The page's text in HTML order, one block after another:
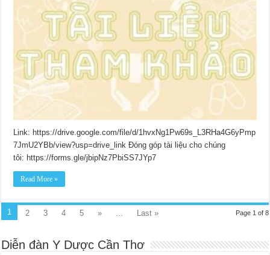
Link: https://drive.google.com/file/d/1hvxNg1Pw69s_L3RHa4G6yPmp
7JmU2YBb/view?usp=drive_link Đóng góp tài liệu cho chúng
tôi: https://forms.gle/jbipNz7PbiSS7JYp7
Read More »
Page 1 of 8
1 2 3 4 5 » Last »
Diễn đàn Y Dược Cần Thơ